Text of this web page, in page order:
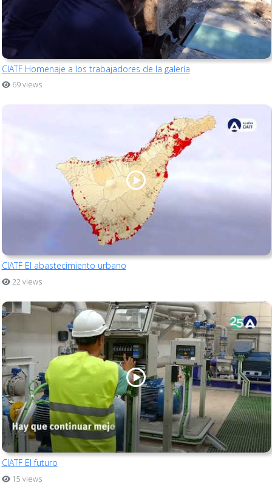
CIATF Homenaje a los trabajadores de la galería
69 views
CIATF El abastecimiento urbano
22 views
CIATF El futuro
15 views